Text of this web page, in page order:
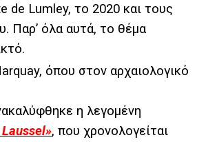
de Lumley, το 2020 και τους
Παρ’ όλα αυτά, το θέμα
όπου στον αρχαιολογικό
η λεγομένη
, που χρονολογείται